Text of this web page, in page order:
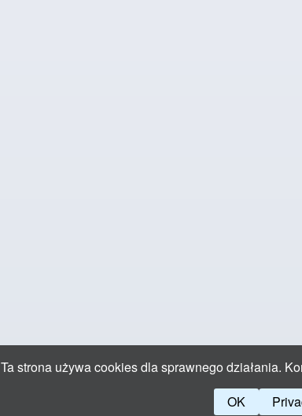
Ta strona używa cookies dla sprawnego działania.
OK